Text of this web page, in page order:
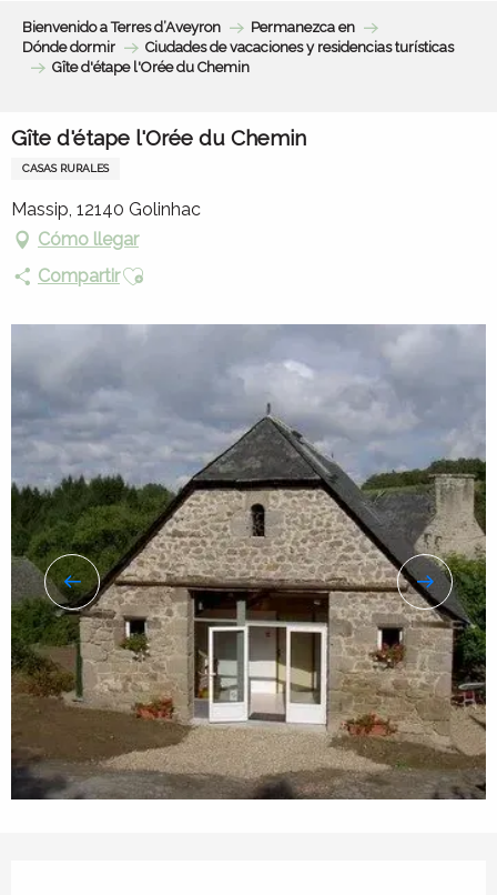
contenu
Bienvenido a Terres d’Aveyron
Permanezca en
Dónde dormir
Ciudades de vacaciones y residencias turísticas
Gîte d'étape l'Orée du Chemin
Gîte d'étape l'Orée du Chemin
CASAS RURALES
Massip, 12140 Golinhac
Cómo llegar
CompartirAjouter aux favoris